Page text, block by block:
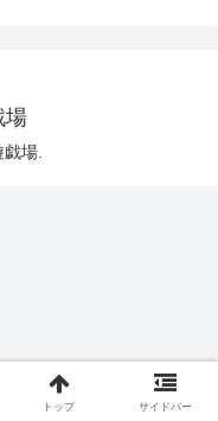
場
場.
トップ サイドバー